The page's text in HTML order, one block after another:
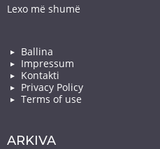
Lexo më shumë
Ballina
Impressum
Kontakti
Privacy Policy
Terms of use
ARKIVA